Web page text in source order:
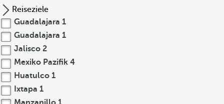
Reiseziele
Guadalajara 1
Guadalajara 1
Jalisco 2
Mexiko Pazifik 4
Huatulco 1
Ixtapa 1